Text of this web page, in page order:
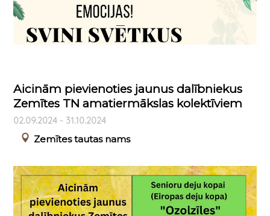
Aicinām pievienoties jaunus dalībniekus
Zemītes TN amatiermākslas kolektīviem
02.09.2024 - 31.10.2024
Zemītes tautas nams